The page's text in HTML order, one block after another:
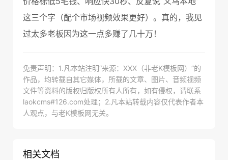
这三个字（配个市场视频效果更好）。真的，我见
过太多老板因为这一点多赚了几十万！
免责声明：1.凡本站注明“来源：XXX（非老K模板网）”的
作品，均转载自其它媒体，所载的文章、图片、音频视频
文件等资料的版权归版权所有人所有，如有侵权，请联系
laokcms#126.com处理；2.凡本站转载内容仅代表作者本
人观点，与老K模板网无关。
相关文档